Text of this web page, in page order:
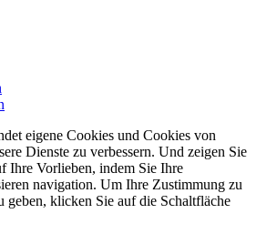
eigene Cookies und Cookies von
Dienste zu verbessern. Und zeigen Sie
Ihre Vorlieben, indem Sie Ihre
navigation. Um Ihre Zustimmung zu
geben, klicken Sie auf die Schaltfläche